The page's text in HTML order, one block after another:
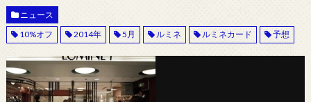
ニュース
10%オフ
2014年 5月 ルミネ ルミネカード 予想